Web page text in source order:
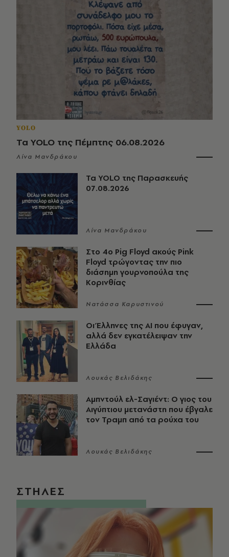
YOLO
Τα YOLO της Πέμπτης 06.08.2026
Λίνα Μανδράκου
Τα YOLO της Παρασκευής
07.08.2026
Λίνα Μανδράκου
Στο 4ο Pig Floyd ακούς Pink
Floyd τρώγοντας την πιο
διάσημη γουρνοπούλα της
Κορινθίας
Νατάσσα Καρυστινού
Οι Έλληνες της ΑΙ που έφυγαν,
αλλά δεν εγκατέλειψαν την
Ελλάδα
Λουκάς Βελιδάκης
Αμπντούλ ελ-Σαγιέντ: Ο γιος του
Αιγύπτιου μετανάστη που έβγαλε
τον Τραμπ από τα ρούχα του
Λουκάς Βελιδάκης
ΣΤΗΛΕΣ